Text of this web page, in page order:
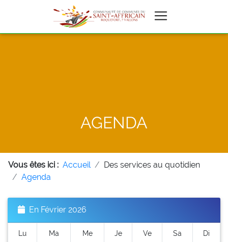
AGENDA
Vous êtes ici : Accueil
Des services au quotidien
Agenda
En Février 2026
Lu Ma Me Je Ve Sa Di